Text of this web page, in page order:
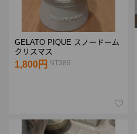
GELATO PIQUE スノードーム
クリスマス
1,800円 NT389